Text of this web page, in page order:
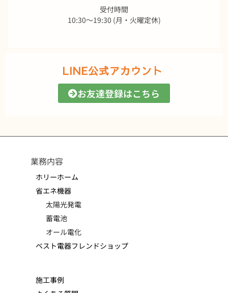
受付時間
10:30～19:30 (月・火曜定休)
LINE公式アカウント
お友達登録はこちら
業務内容
ホリーホーム
省エネ機器
太陽光発電
蓄電池
オール電化
ベスト電器フレンドショップ
施工事例